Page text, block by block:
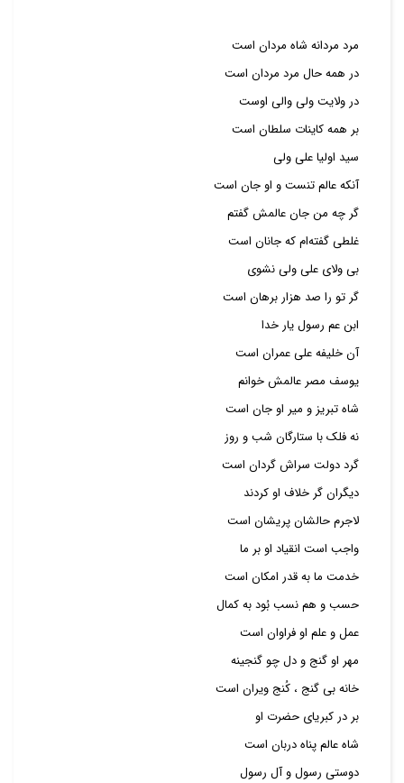
مرد مردانه شاه مردان است
در همه حال مرد مردان است
در ولایت ولی والی اوست
بر همه کاینات سلطان است
سید اولیا علی ولی
آنکه عالم تنست و او جان است
گر چه من جان عالمش گفتم
غلطی گفته‌‌ام که جانان است
بی ولای علی ولی نشوی
گر تو را صد هزار برهان است
ابن عم رسول یار خدا
آن خلیفه علی عمران است
یوسف مصر عالمش خوانم
شاه تبریز و میر او جان است
نه فلک با ستارگان شب و روز
گرد دولت سراش گردان است
دیگران گر خلاف او کردند
لاجرم حالشان پریشان است
واجب است انقیاد او بر ما
خدمت ما به قدر امکان است
حسب و هم نسب بُود به کمال
عمل و علم او فراوان است
مهر او گنج و دل چو گنجینه
خانه بی‌ گنج ، کُنج ویران است
بر در کبریای حضرت او
شاه عالم پناه دربان است
دوستی رسول و آل رسول